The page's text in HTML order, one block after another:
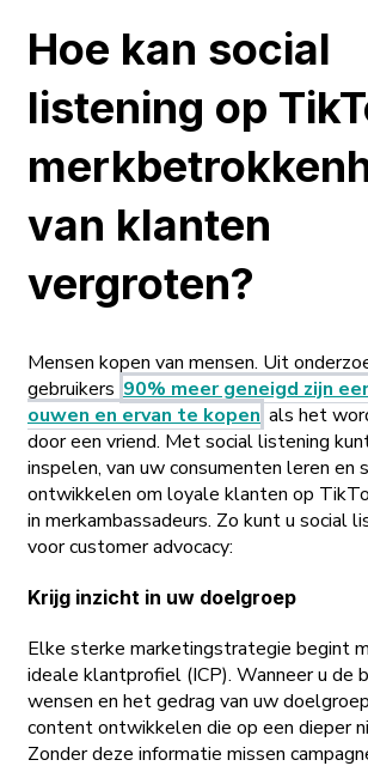
Hoe kan social
listening op
van klanten
vergroten?
Mensen kopen van mensen. Uit
gebruikers 90% meer geneigd zijn
ouwen en ervan te kopen als het
door een vriend. Met social listening
inspelen, van uw consumenten leren en
ontwikkelen om loyale klanten op
in merkambassadeurs. Zo kunt u social
voor customer advocacy:
Krijg inzicht in uw doelgroep
Elke sterke marketingstrategie begint
ideale klantprofiel (ICP). Wanneer u de
wensen en het gedrag van uw
content ontwikkelen die op een dieper
Zonder deze informatie missen